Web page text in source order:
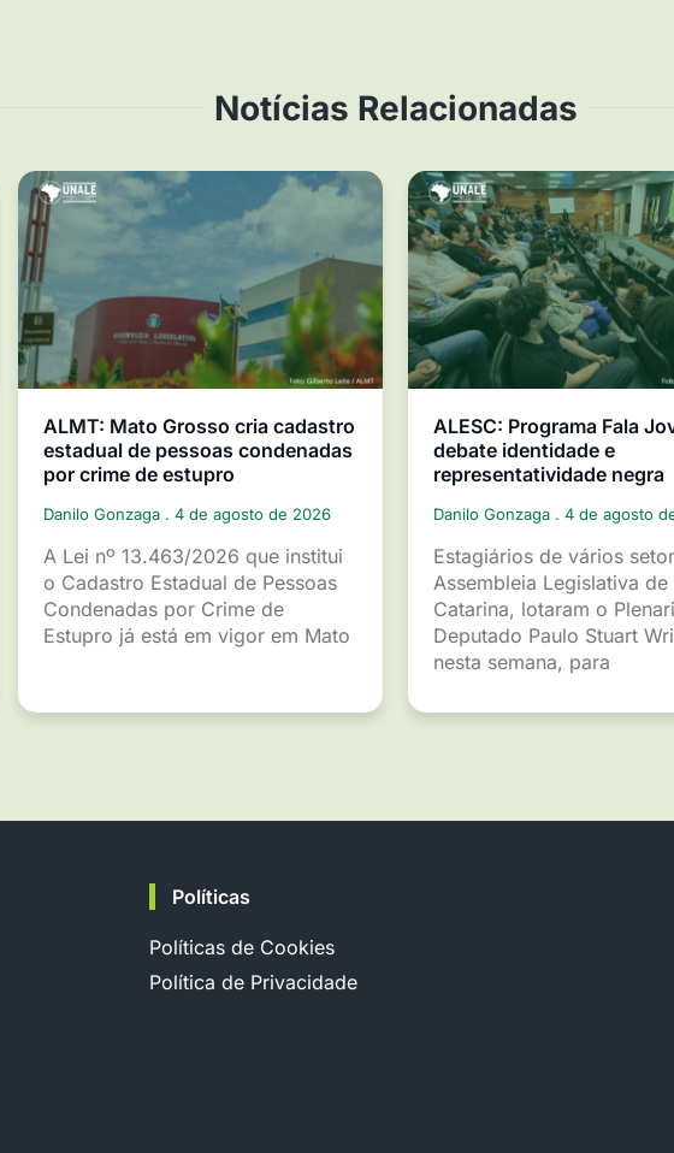
Notícias Relacionadas
ALMT: Mato Grosso cria cadastro
estadual de pessoas condenadas
por crime de estupro
Danilo Gonzaga 4 de agosto de 2026
A Lei nº 13.463/2026 que institui
o Cadastro Estadual de Pessoas
Condenadas por Crime de
Estupro já está em vigor em Mato
ALESC: Programa Fala
debate identidade e
representatividade negra
Danilo Gonzaga 4 de agosto
Estagiários de vários
Assembleia Legislativa de
Catarina, lotaram o
Deputado Paulo Stuart
nesta semana, para
Políticas
Políticas de Cookies
Política de Privacidade